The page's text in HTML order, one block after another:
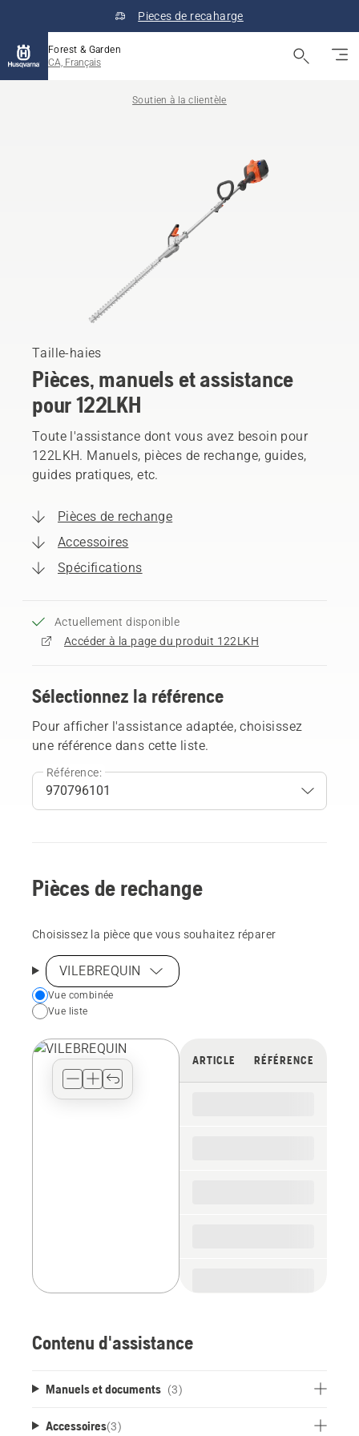
Pieces de recaharge
Forest & Garden
CA, Français
Soutien à la clientèle
Taille-haies
Pièces, manuels et assistance
pour 122LKH
Toute l'assistance dont vous avez besoin pour
122LKH. Manuels, pièces de rechange, guides,
guides pratiques, etc.
Pièces de rechange
Accessoires
Spécifications
Actuellement disponible
Accéder à la page du produit 122LKH
Sélectionnez la référence
Pour afficher l'assistance adaptée, choisissez
une référence dans cette liste.
Référence:
Pièces de rechange
Choisissez la pièce que vous souhaitez réparer
VILEBREQUIN
Choose
your
view
Vue combinée
Vue liste
ARTICLE RÉFÉRENCE
Contenu d'assistance
Manuels et documents (3)
Accessoires(3)